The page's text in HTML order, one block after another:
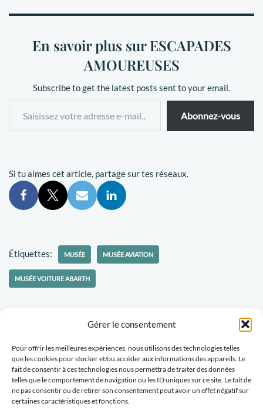
Gérer le consentement
Pour offrir les meilleures expériences, nous utilisons des technologies telles
que les cookies pour stocker et/ou accéder aux informations des appareils. Le
fait de consentir à ces technologies nous permettra de traiter des données
telles que le comportement de navigation ou les ID uniques sur ce site. Le fait de
ne pas consentir ou de retirer son consentement peut avoir un effet négatif sur
certaines caractéristiques et fonctions.
En savoir plus sur ESCAPADES
AMOUREUSES
Subscribe to get the latest posts sent to your email.
Abonnez-vous
Si tu aimes cet article, partage sur tes réseaux.
Étiquettes: MUSÉE MUSÉE AVIATION
MUSÉE VOITURE ABARTH
Politique-confidentialités
Travaillons ensemble
Tu veux recevoir des nouvelles d'Escapades Amoureuses ?